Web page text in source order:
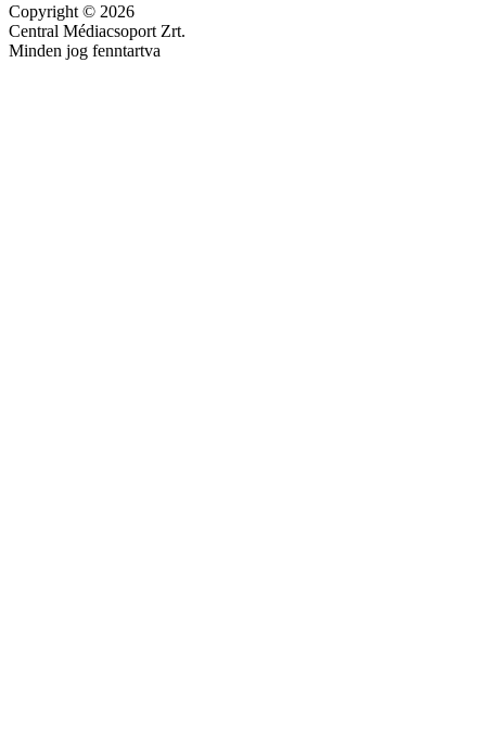
Copyright © 2026
Central Médiacsoport Zrt.
Minden jog fenntartva